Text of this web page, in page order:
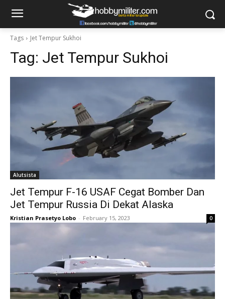
Tags Jet Tempur Sukhoi
Tag: Jet Tempur Sukhoi
Alutsista
Jet Tempur F-16 USAF Cegat Bomber Dan
Jet Tempur Russia Di Dekat Alaska
Kristian Prasetyo Lobo - February 15, 2023 0